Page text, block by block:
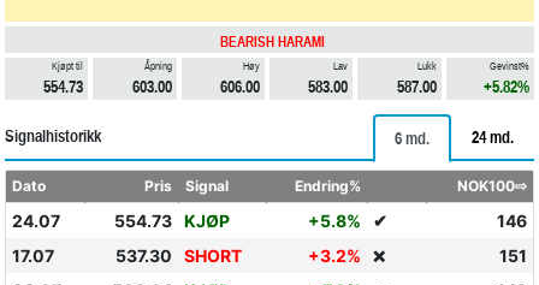
BEARISH HARAMI
Kjøpt til
554.73
Åpning
603.00
Høy
606.00
Lav
583.00
Lukk
587.00
Gevinst%
+5.82%
Signalhistorikk 6 md. 24 md.
Dato Pris Signal Endring% NOK100⇨
24.07 554.73 KJØP +5.8% ✔
146
17.07
537.30 SHORT +3.2% ❌
151